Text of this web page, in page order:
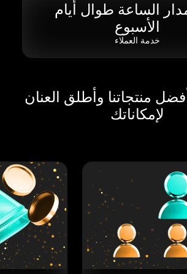
الساعة طوال أيام
الأسبوع
خدمة العملاء
منتجاتنا وأطلق العنان
لإمكاناتك